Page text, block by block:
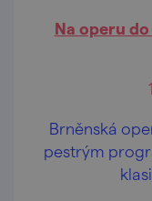
Na operu
Brněnská
pestrým